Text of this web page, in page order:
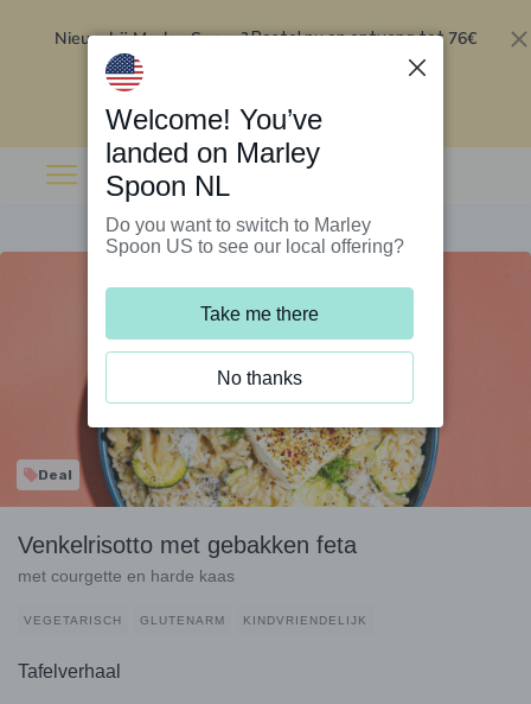
Nieuw bij Marley Spoon?Bestel nu en ontvang tot 76€
Deal
Venkelrisotto met gebakken feta
met courgette en harde kaas
VEGETARISCH GLUTENARM KINDVRIENDELIJK
Tafelverhaal
Welcome! You’ve
landed on Marley
Spoon NL
Do you want to switch to Marley
Spoon US to see our local offering?
Take me there
No thanks